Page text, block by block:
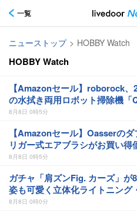
一覧
ニューストップ > HOBBY Watch
HOBBY Watch
【Amazonセール】roborock、
の水拭き両用ロボット掃除機
がお買い得！
8月8日 0時5分
【Amazonセール】Oasserの
リガー式エアブラシがお買い得
8月8日 0時5分
ガチャ「肩ズンFig. カーズ」が
姿も可愛く立体化ライトニング
ターなど4種がラインナップ
8月8日 0時0分